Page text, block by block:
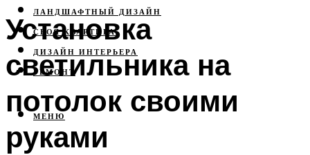
ЛАНДШАФТНЫЙ ДИЗАЙН
СВОЯ КВАРТИРА
ДИЗАЙН ИНТЕРЬЕРА
РЕМОНТ
МЕНЮ
Установка
светильника на
потолок своими
руками